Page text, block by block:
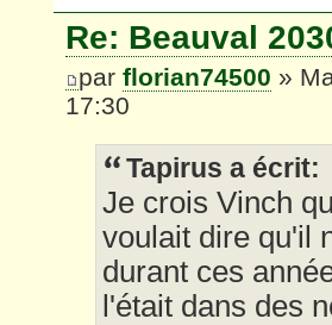
Re: Beauval
par florian74500 »
17:30
Tapirus a écrit:
Je crois Vinch
voulait dire qu'il
durant ces
l'était dans des